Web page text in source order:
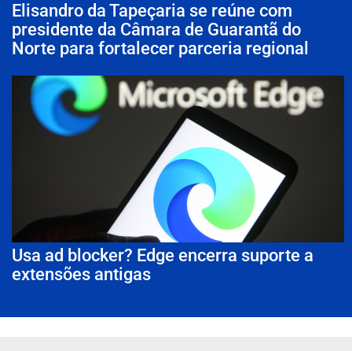
Elisandro da Tapeçaria se reúne com
presidente da Câmara de Guarantã do
Norte para fortalecer parceria regional
Usa ad blocker? Edge encerra suporte a
extensões antigas